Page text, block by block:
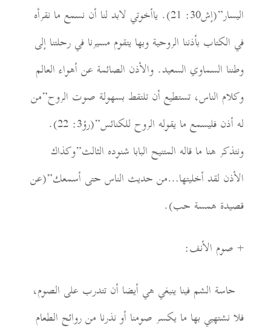
اليسار”(إش30: 21). ياأخوتي لابد لنا أن نسمع ما نقرأه
في الكتاب بأذننا الروحية وبها يتقوم مسيرنا في رحلتنا إلى
وطننا السماوي السعيد. والأذن الصائمة عن أهواء العالم
وكلام الناس، تستطيع أن تلتقط بسهولة صوت الروح”من
له أذن فليسمع ما يقوله الروح للكنائس”(رؤ3: 22).
ونتذكر هنا ما قاله المتنيح البابا شنوده الثالث”وكذاك
الأذن لقد أخليتها…من حديث الناس حتى أسمعك”(عن
قصيدة همسة حب).
+ صوم الأنف:
حاسة الشم فينا ينبغي هي أيضا أن تتدرب على الصوم،
فلا نشتهيي بها ما يكسر صومنا أو نذرنا من روائح الطعام